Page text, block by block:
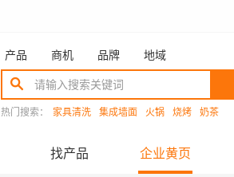
产品 商机 品牌 地域
热门搜索： 家具清洗 集成墙面 火锅 烧烤 奶茶
找产品 企业黄页